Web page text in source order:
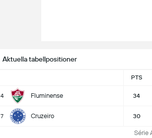
Aktuella tabellpositioner
PTS
4 Fluminense 34
7 Cruzeiro 30
Série